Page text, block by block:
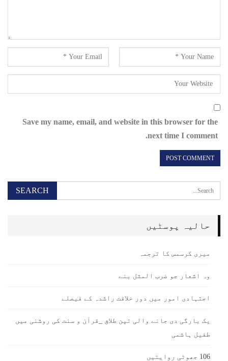
Save my name, email, and website in this browser for the
next time I comment.
حالیہ پوسٹیں
میری کرسمس کا ترجمہ
وہ اشعار جو ضرب المثل بنے
اجتہادی امور میں دور خلافت راشدہ کے فیصلے
یک بارگی دی جانے والی تین طلاق _قرآن و سنت کی روشنی میں
طفیل ہاشمی
106 جھوٹی روایتیں